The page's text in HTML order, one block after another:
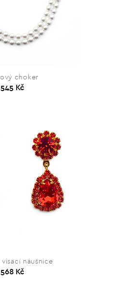
choker
545 Kč
náušnice
568 Kč